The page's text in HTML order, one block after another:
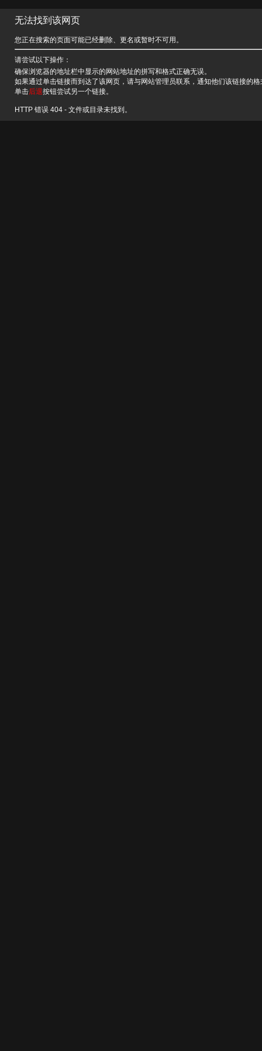
无法找到该网页
您正在搜索的页面可能已经删除、更名或暂时不可用。
请尝试以下操作：
确保浏览器的地址栏中显示的网站地址的拼写和格式正确无误。
如果通过单击链接而到达了该网页，请与网站管理员联系，通知他们该链接的
单击后退按钮尝试另一个链接。
HTTP 错误 404 - 文件或目录未找到。